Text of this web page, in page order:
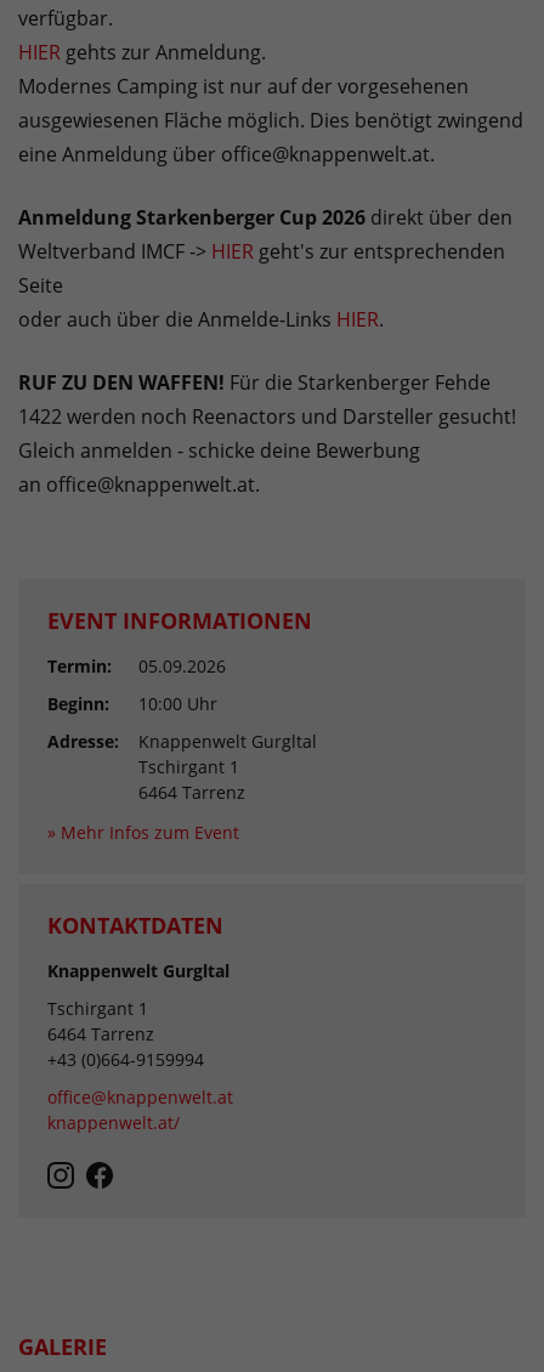
verfügbar.
HIER gehts zur Anmeldung.
Modernes Camping ist nur auf der vorgesehenen
ausgewiesenen Fläche möglich. Dies benötigt zwingend
eine Anmeldung über office@knappenwelt.at.
Anmeldung Starkenberger Cup 2026 direkt über den
Weltverband IMCF -> HIER geht's zur entsprechenden
Seite
oder auch über die Anmelde-Links HIER.
RUF ZU DEN WAFFEN! Für die Starkenberger Fehde
1422 werden noch Reenactors und Darsteller gesucht!
Gleich anmelden - schicke deine Bewerbung
an office@knappenwelt.at.
EVENT INFORMATIONEN
Termin:
05.09.2026
Beginn:
10:00 Uhr
Adresse:
Knappenwelt Gurgltal
Tschirgant 1
6464 Tarrenz
» Mehr Infos zum Event
KONTAKTDATEN
Knappenwelt Gurgltal
Tschirgant 1
6464 Tarrenz
+43 (0)664-9159994
office@knappenwelt.at
knappenwelt.at/
GALERIE